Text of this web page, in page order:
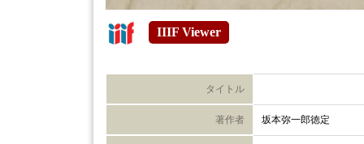
IIIF Viewer
タイトル
著作者 坂本弥一郎徳定